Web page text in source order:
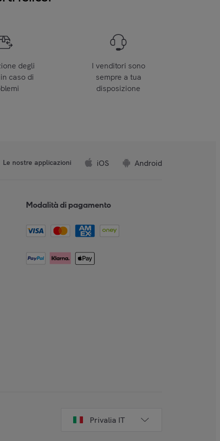
degli
caso di
I venditori sono
sempre a tua
disposizione
Le nostre applicazioni iOS Android
Modalità di pagamento
Privalia IT